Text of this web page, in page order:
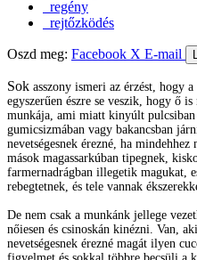
regény
rejtőzködés
Oszd meg: Facebook X E-mail
Sok asszony ismeri az érzést, hogy
egyszerűen észre se veszik, hogy ő
munkája, ami miatt kinyúlt pulcsiban
gumicsizmában vagy bakancsban
nevetségesnek érezné, ha
mások magassarkúban tipegnek,
farmernadrágban illegetik magukat,
rebegtetnek, és tele vannak
De nem csak a munkánk jellege
nőiesen és csinoskán kinézni. Van,
nevetségesnek érezné magát ilyen